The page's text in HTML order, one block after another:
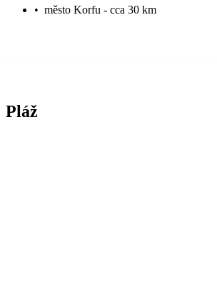
• město Korfu - cca 30 km
Pláž